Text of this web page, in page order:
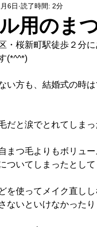
て
用のま
6日 読了時間: 2分
・桜新町駅徒歩２分
(*^^*)
い方も、結婚式の時
だと涙でとれてしま
まつ毛よりもボリュ
ついてしまったとし
を使ってメイク直し
ないといけなかったり